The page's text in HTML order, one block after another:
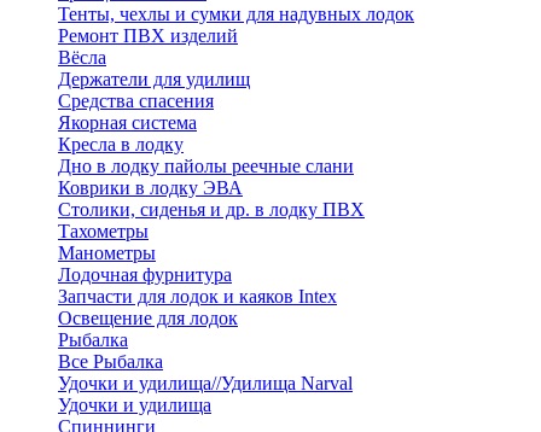
Тенты, чехлы и сумки для надувных лодок
Ремонт ПВХ изделий
Вёсла
Держатели для удилищ
Средства спасения
Якорная система
Кресла в лодку
Дно в лодку пайолы реечные слани
Коврики в лодку ЭВА
Столики, сиденья и др. в лодку ПВХ
Тахометры
Манометры
Лодочная фурнитура
Запчасти для лодок и каяков Intex
Освещение для лодок
Рыбалка
Все Рыбалка
Удочки и удилища//Удилища Narval
Удочки и удилища
Спиннинги